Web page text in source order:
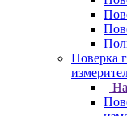
Поверка